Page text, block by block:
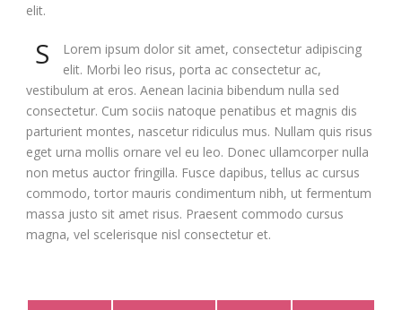
elit.
S
Lorem ipsum dolor sit amet, consectetur adipiscing
elit. Morbi leo risus, porta ac consectetur ac,
vestibulum at eros. Aenean lacinia bibendum nulla sed
consectetur. Cum sociis natoque penatibus et magnis dis
parturient montes, nascetur ridiculus mus. Nullam quis risus
eget urna mollis ornare vel eu leo. Donec ullamcorper nulla
non metus auctor fringilla. Fusce dapibus, tellus ac cursus
commodo, tortor mauris condimentum nibh, ut fermentum
massa justo sit amet risus. Praesent commodo cursus
magna, vel scelerisque nisl consectetur et.